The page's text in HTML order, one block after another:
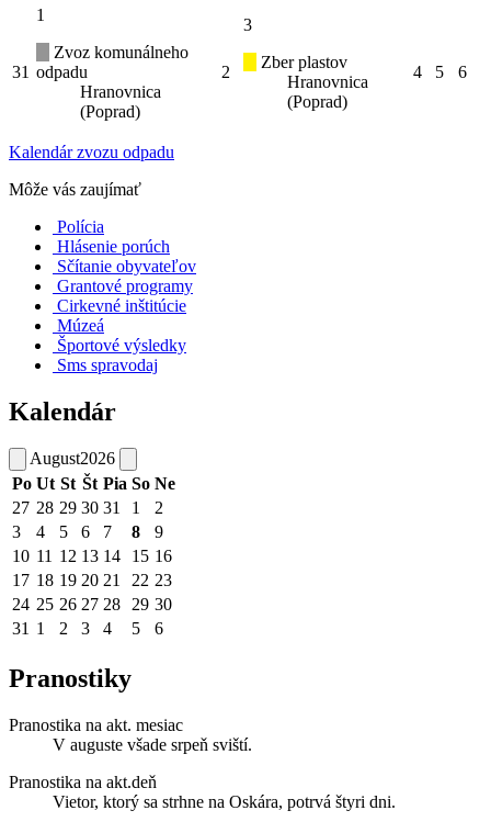
31
1
Zvoz komunálneho
odpadu
Hranovnica
(Poprad)
2
3
Zber plastov
Hranovnica
(Poprad)
4 5 6
Kalendár zvozu odpadu
Môže vás zaujímať
Polícia
Hlásenie porúch
Sčítanie obyvateľov
Grantové programy
Cirkevné inštitúcie
Múzeá
Športové výsledky
Sms spravodaj
Kalendár
August2026
Po Ut St Št Pia So Ne
27 28 29 30 31 1
2
3
4 5 6 7 8
9
10 11 12 13 14 15 16
17 18 19 20 21 22 23
24 25 26 27 28 29 30
31 1 2 3 4 5 6
Pranostiky
Pranostika na akt. mesiac
V auguste všade srpeň sviští.
Pranostika na akt.deň
Vietor, ktorý sa strhne na Oskára, potrvá štyri dni.